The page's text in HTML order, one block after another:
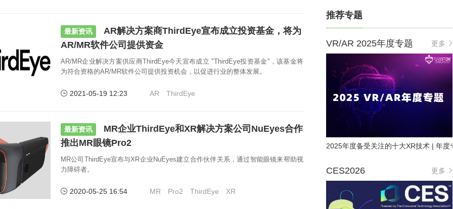
最新资讯
AR解决方案商ThirdEye宣布成立投资基金，将为
AR/MR软件公司提供资金
AR/MR企业解决方案供应商ThirdEye今天宣布成立 "ThirdEye投资基金"，该基金将
为符合资格的AR/MR软件公司提供投资机会，以促进行业的整体发展。
2021-05-19 12:23 AR ThirdEye
最新资讯
MR企业ThirdEye和XR解决方案公司NuEyes合作
推出MR眼镜Pro2
MR公司ThirdEye宣布与XR企业NuEyes建立合作伙伴关系，通过智能眼镜来帮助视
力障碍者。
2020-05-25 16:54 MR Pro2 ThirdEye XR
推荐专题
VR/AR 2025年度专题 更多
2025年度备受关注的十大XR技术 | 年度
CES2026 更多